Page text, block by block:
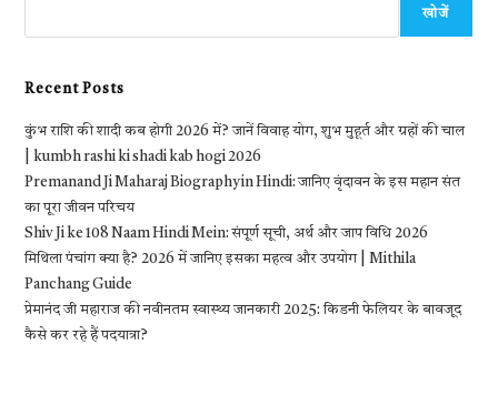
खोजें
Recent Posts
कुंभ राशि की शादी कब होगी 2026 में? जानें विवाह योग, शुभ मुहूर्त और ग्रहों की चाल
| kumbh rashi ki shadi kab hogi 2026
Premanand Ji Maharaj Biography in Hindi: जानिए वृंदावन के इस महान संत
का पूरा जीवन परिचय
Shiv Ji ke 108 Naam Hindi Mein: संपूर्ण सूची, अर्थ और जाप विधि 2026
मिथिला पंचांग क्या है? 2026 में जानिए इसका महत्व और उपयोग | Mithila
Panchang Guide
प्रेमानंद जी महाराज की नवीनतम स्वास्थ्य जानकारी 2025: किडनी फेलियर के बावजूद
कैसे कर रहे हैं पदयात्रा?